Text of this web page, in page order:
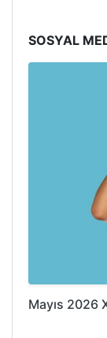
SOSYAL
Mayıs 2026